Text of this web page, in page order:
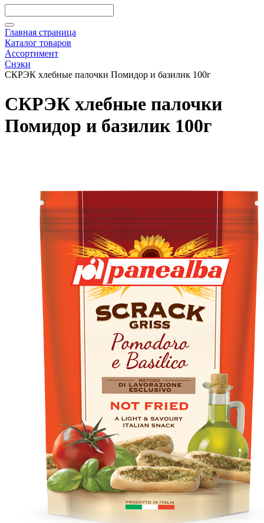
Главная страница
Каталог товаров
Ассортимент
Снэки
СКРЭК хлебные палочки Помидор и базилик 100г
СКРЭК хлебные палочки
Помидор и базилик 100г